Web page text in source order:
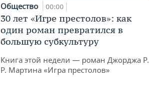
Общество 00:00
30 лет «Игре престолов»: как
один роман превратился в
большую субкультуру
Книга этой недели — роман Джорджа Р.
Р. Мартина «Игра престолов»